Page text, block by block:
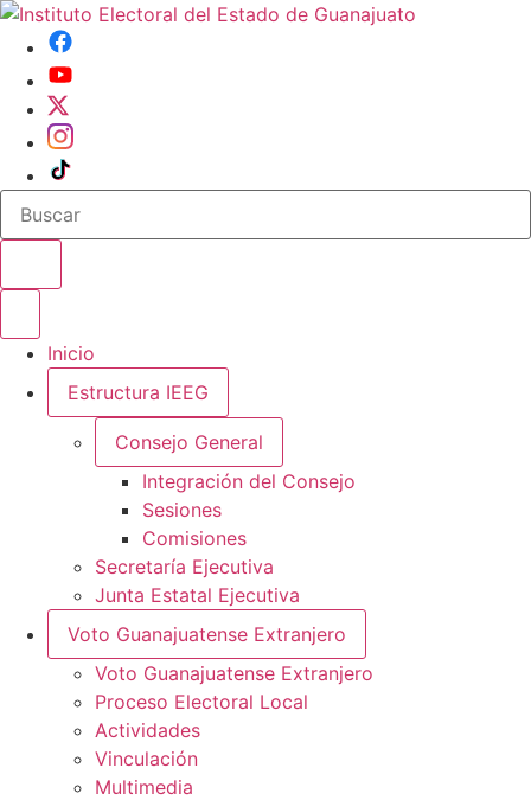
Buscar en el sitio
Inicio
Estructura IEEG
Consejo General
Integración del Consejo
Sesiones
Comisiones
Secretaría Ejecutiva
Junta Estatal Ejecutiva
Voto Guanajuatense Extranjero
Voto Guanajuatense Extranjero
Proceso Electoral Local
Actividades
Vinculación
Multimedia